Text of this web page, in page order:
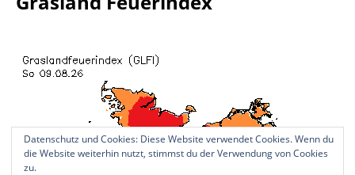
Datenschutz und Cookies: Diese Website verwendet Cookies. Wenn du
die Website weiterhin nutzt, stimmst du der Verwendung von Cookies
zu.